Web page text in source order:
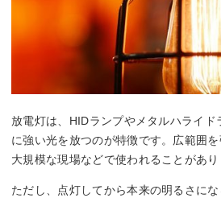
放電灯は、HIDランプやメタルハライド
に強い光を放つのが特徴です。広範囲
大規模な現場などで使われることがあり
ただし、点灯してから本来の明るさに